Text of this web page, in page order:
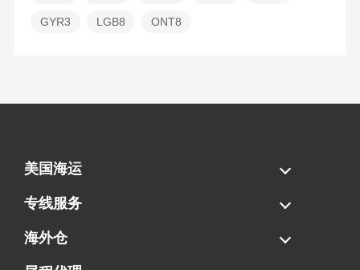
GYR3 LGB8 ONT8
美国海运
海运拼柜
海运整柜
美国海卡
加拿大海运
专线服务
FBA专线直送
超大件专线
AWD专线
电池专线
海外仓